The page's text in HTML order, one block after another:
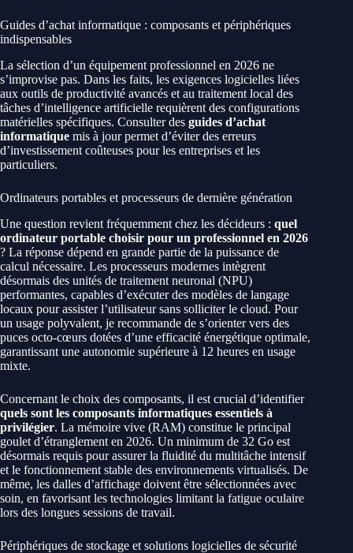
Guides d’achat informatique : composants et périphériques
indispensables
La sélection d’un équipement professionnel en 2026 ne
s’improvise pas. Dans les faits, les exigences logicielles liées
aux outils de productivité avancés et au traitement local des
tâches d’intelligence artificielle requièrent des configurations
matérielles spécifiques. Consulter des guides d’achat
informatique mis à jour permet d’éviter des erreurs
d’investissement coûteuses pour les entreprises et les
particuliers.
Ordinateurs portables et processeurs de dernière génération
Une question revient fréquemment chez les décideurs : quel
ordinateur portable choisir pour un professionnel en 2026
? La réponse dépend en grande partie de la puissance de
calcul nécessaire. Les processeurs modernes intègrent
désormais des unités de traitement neuronal (NPU)
performantes, capables d’exécuter des modèles de langage
locaux pour assister l’utilisateur sans solliciter le cloud. Pour
un usage polyvalent, je recommande de s’orienter vers des
puces octo-cœurs dotées d’une efficacité énergétique optimale,
garantissant une autonomie supérieure à 12 heures en usage
mixte.
Concernant le choix des composants, il est crucial d’identifier
quels sont les composants informatiques essentiels à
privilégier. La mémoire vive (RAM) constitue le principal
goulet d’étranglement en 2026. Un minimum de 32 Go est
désormais requis pour assurer la fluidité du multitâche intensif
et le fonctionnement stable des environnements virtualisés. De
même, les dalles d’affichage doivent être sélectionnées avec
soin, en favorisant les technologies limitant la fatigue oculaire
lors des longues sessions de travail.
Périphériques de stockage et solutions logicielles de sécurité